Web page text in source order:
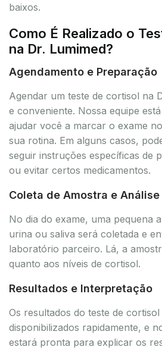
baixos.
Como É Realizado o
na Dr. Lumimed?
Agendamento e Preparação
Agendar um teste de cortisol na
e conveniente. Nossa equipe
ajudar você a marcar o exame
sua rotina. Em alguns casos,
seguir instruções específicas de
ou evitar certos medicamentos.
Coleta de Amostra e Análise
No dia do exame, uma pequena
urina ou saliva será coletada e
laboratório parceiro. Lá, a
quanto aos níveis de cortisol.
Resultados e Interpretação
Os resultados do teste de cortisol
disponibilizados rapidamente, e
estará pronta para explicar os